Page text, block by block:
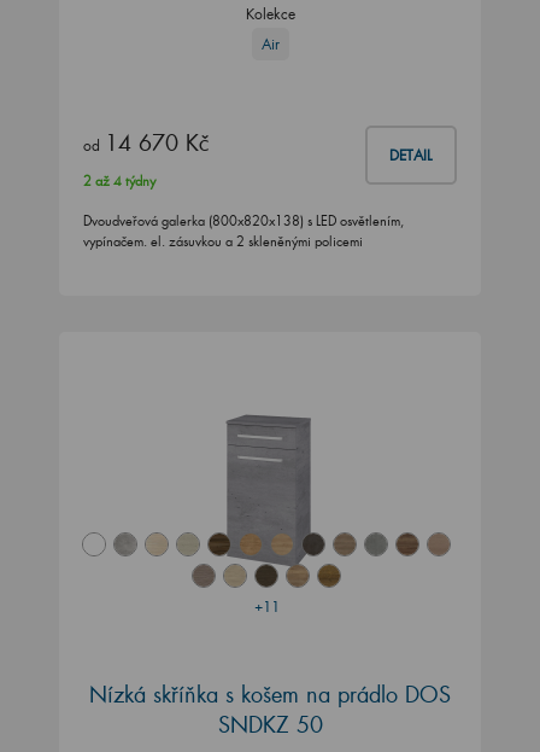
Kolekce
Air
od 14 670 Kč DETAIL
2 až 4 týdny
Dvoudveřová galerka (800x820x138) s LED osvětlením,
vypínačem. el. zásuvkou a 2 skleněnými policemi
+11
Nízká skříňka s košem na prádlo DOS
SNDKZ 50